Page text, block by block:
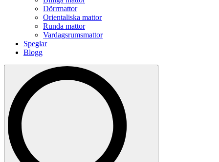
Dörrmattor
Orientaliska mattor
Runda mattor
Vardagsrumsmattor
Speglar
Blogg